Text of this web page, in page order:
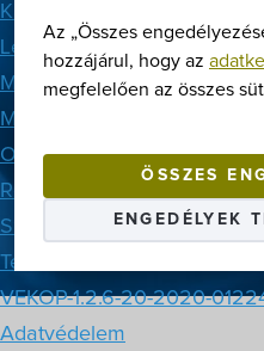
Az „Összes
hozzájárul, hogy az
megfelelően az összes
ÖSSZES
ENGEDÉLYEK
Kapcsolat
Letöltések
Márkák
Megoldások
Oldaltérkép
Rólunk
Szerviz
Termékek
VEKOP-1.2.6-20-2020-
Adatvédelem